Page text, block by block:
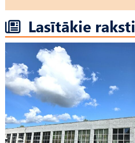
Lasītākie raksti